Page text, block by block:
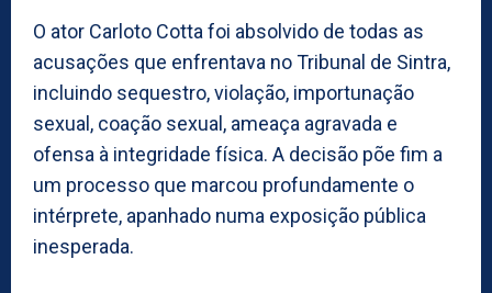
O ator Carloto Cotta foi absolvido de todas as
acusações que enfrentava no Tribunal de Sintra,
incluindo sequestro, violação, importunação
sexual, coação sexual, ameaça agravada e
ofensa à integridade física. A decisão põe fim a
um processo que marcou profundamente o
intérprete, apanhado numa exposição pública
inesperada.